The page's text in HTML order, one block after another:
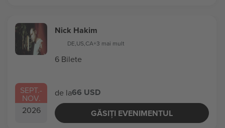
SEPT.-
NOV.
2026
Nick Hakim
DE,US,CA+3 mai mult
6 Bilete
de la66 USD
GĂSIȚI EVENIMENTUL